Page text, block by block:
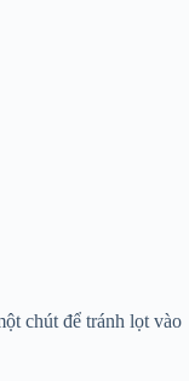
chút để tránh lọt vào